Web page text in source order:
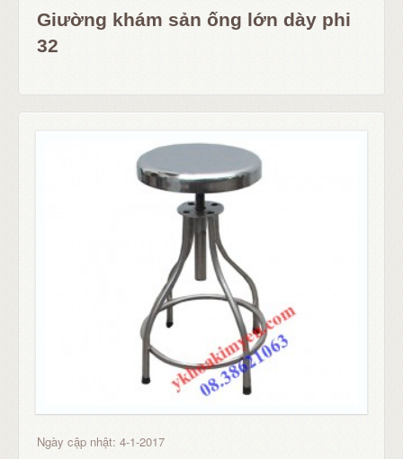
Giường khám sản ống lớn dày phi
32
Ngày cập nhật: 4-1-2017